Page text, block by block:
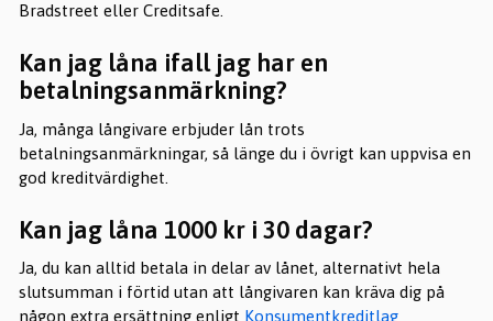
Bradstreet eller Creditsafe.
Kan jag låna ifall jag har en
betalningsanmärkning?
Ja, många långivare erbjuder lån trots
betalningsanmärkningar, så länge du i övrigt kan uppvisa en
god kreditvärdighet.
Kan jag låna 1000 kr i 30 dagar?
Ja, du kan alltid betala in delar av lånet, alternativt hela
slutsumman i förtid utan att långivaren kan kräva dig på
någon extra ersättning enligt Konsumentkreditlag